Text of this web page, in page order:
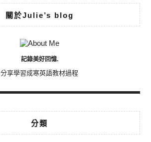
關於Julie’s blog
記錄美好回憶.
分享學習成寒英語教材過程
分類